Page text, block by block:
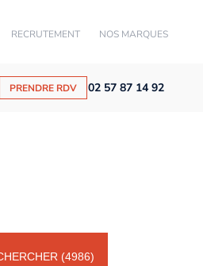
RECRUTEMENT NOS MARQUES
PRENDRE RDV 02 57 87 14 92
(4986)